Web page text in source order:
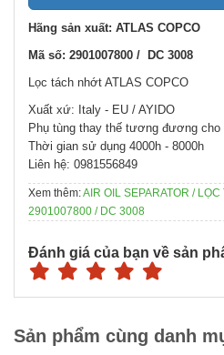
Hãng sản xuất: ATLAS COPCO
Mã số: 2901007800 / DC 3008
Lọc tách nhớt ATLAS COPCO
Xuất xứ: Italy - EU / AYIDO
Phụ tùng thay thế tương đương
Thời gian sử dụng 4000h - 8000h
Liên hệ: 0981556849
Xem thêm:AIR OIL SEPARATOR /
2901007800 / DC 3008
Đánh giá của bạn về sản
Sản phẩm cùng danh